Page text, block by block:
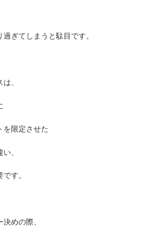
ぎてしまうと駄目です。
、
を限定させた
、
す。
めの際、